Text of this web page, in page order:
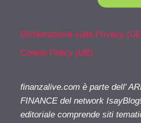
Dichiarazione sulla Privacy
Cookie Policy (UE)
finanzalive.com è parte dell'
FINANCE del network
editoriale comprende siti